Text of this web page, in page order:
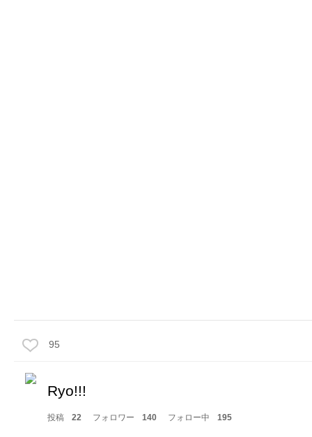
95
Ryo!!!
投稿 22 フォロワー 140 フォロー中 195